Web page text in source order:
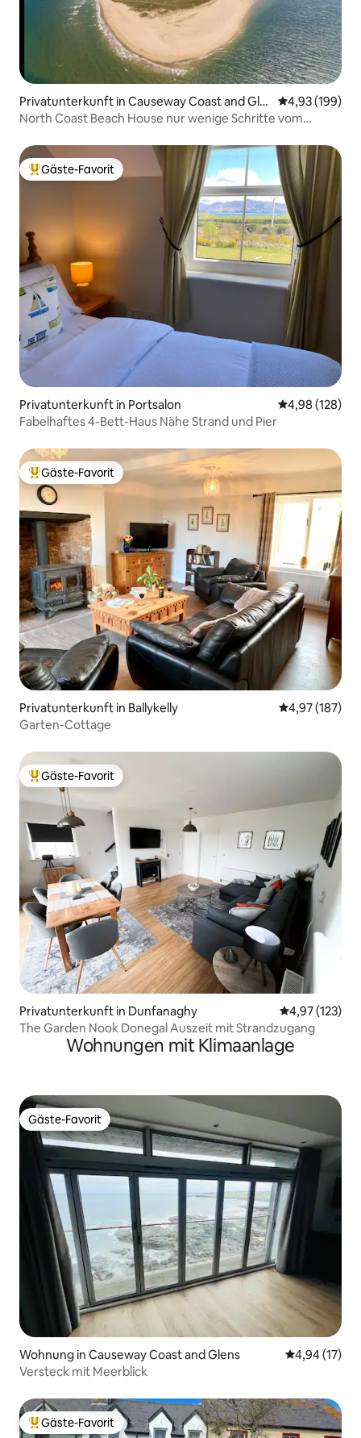
Privatunterkunft in Causeway Coast and Gle
ns
4,93 (199)
North Coast Beach House nur wenige Schritte vom
Beliebter Gäste-Favorit.
Gäste-Favorit
Privatunterkunft in Portsalon
4,98 (128)
Fabelhaftes 4-Bett-Haus Nähe Strand und Pier
Beliebter Gäste-Favorit.
Gäste-Favorit
Privatunterkunft in Ballykelly
4,97 (187)
Garten-Cottage
Beliebter Gäste-Favorit.
Gäste-Favorit
Privatunterkunft in Dunfanaghy
4,97 (123)
The Garden Nook Donegal Auszeit mit Strandzugang
Wohnungen mit Klimaanlage
Gäste-Favorit
Gäste-Favorit
Wohnung in Causeway Coast and Glens
4,94 (17)
Versteck mit Meerblick
Beliebter Gäste-Favorit.
Gäste-Favorit